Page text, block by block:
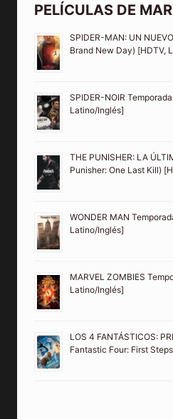
PELÍCULAS DE
SPIDER-MAN: UN
Brand New Day) [HDTV,
SPIDER-NOIR
Latino/Inglés]
THE PUNISHER: LA
Punisher: One Last Kill)
WONDER MAN
Latino/Inglés]
MARVEL ZOMBIES
Latino/Inglés]
LOS 4 FANTÁSTICOS:
Fantastic Four: First